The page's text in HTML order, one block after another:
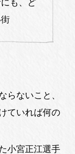
も、ど
らないこと、
ていれば何の
小宮正江選手